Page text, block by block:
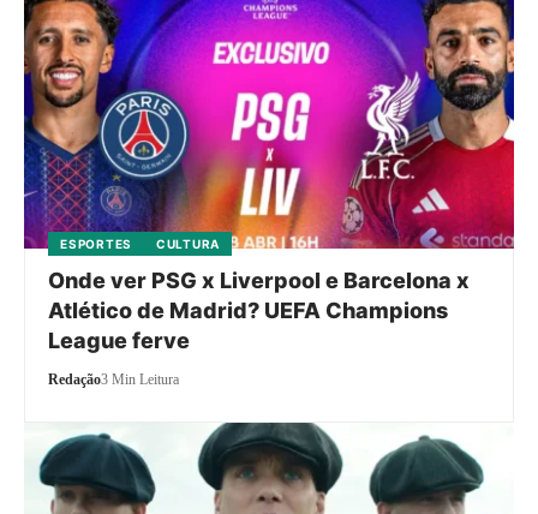
ESPORTES CULTURA
Onde ver PSG x Liverpool e Barcelona x
Atlético de Madrid? UEFA Champions
League ferve
Redação3 Min Leitura